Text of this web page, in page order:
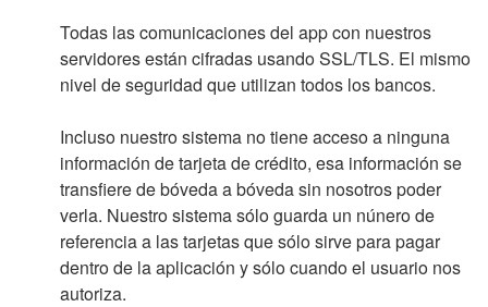
Todas las comunicaciones del app con nuestros
servidores están cifradas usando SSL/TLS. El mismo
nivel de seguridad que utilizan todos los bancos.
Incluso nuestro sistema no tiene acceso a ninguna
información de tarjeta de crédito, esa información se
transfiere de bóveda a bóveda sin nosotros poder
verla. Nuestro sistema sólo guarda un núnero de
referencia a las tarjetas que sólo sirve para pagar
dentro de la aplicación y sólo cuando el usuario nos
autoriza.